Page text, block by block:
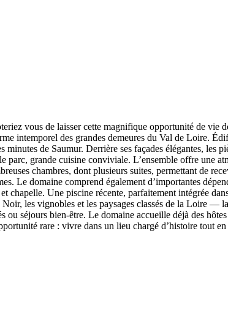
vous de laisser cette magnifique opportunité de vie
intemporel des grandes demeures du Val de Loire.
de Saumur. Derrière ses façades élégantes, les
grande cuisine conviviale. L’ensemble offre une
chambres, dont plusieurs suites, permettant de
Le domaine comprend également d’importantes
chapelle. Une piscine récente, parfaitement intégrée
les vignobles et les paysages classés de la Loire —
ou séjours bien-être. Le domaine accueille déjà des
rare : vivre dans un lieu chargé d’histoire tout